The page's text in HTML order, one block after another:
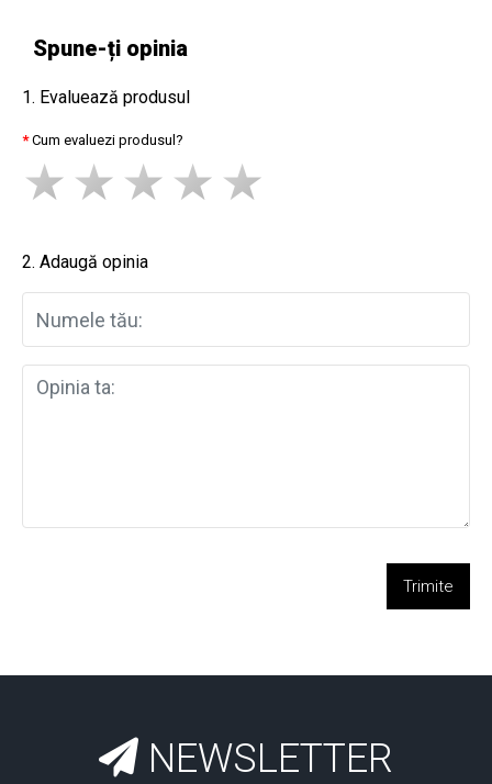
Spune-ți opinia
1. Evaluează produsul
Cum evaluezi produsul?
2. Adaugă opinia
Trimite
NEWSLETTER